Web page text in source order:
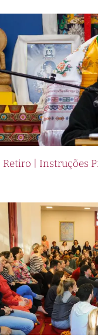
Retiro | Instruções